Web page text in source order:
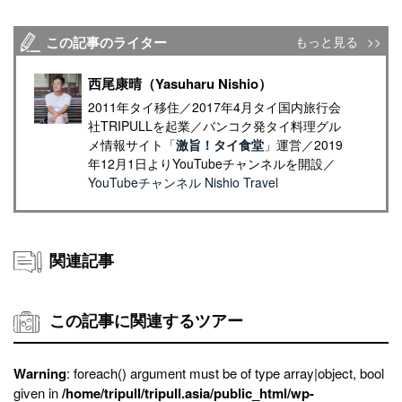
この記事のライター もっと見る
西尾康晴（Yasuharu Nishio）
2011年タイ移住／2017年4月タイ国内旅行会
社TRIPULLを起業／バンコク発タイ料理グル
メ情報サイト「激旨！タイ食堂」運営／2019
年12月1日よりYouTubeチャンネルを開設／
YouTubeチャンネル Nishio Travel
関連記事
この記事に関連するツアー
Warning: foreach() argument must be of type array|object, bool
given in/home/tripull/tripull.asia/public_html/wp-